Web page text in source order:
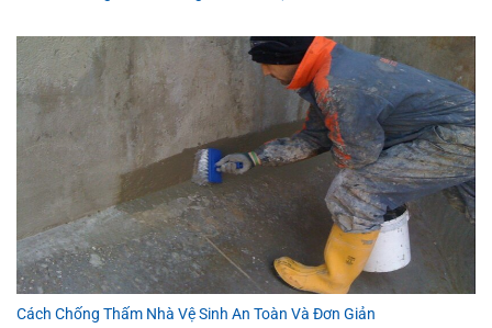
Cách Chống Thấm Nhà Vệ Sinh An Toàn Và Đơn Giản